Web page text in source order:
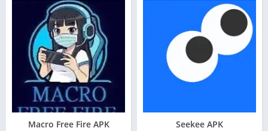
Macro Free Fire APK Seekee APK